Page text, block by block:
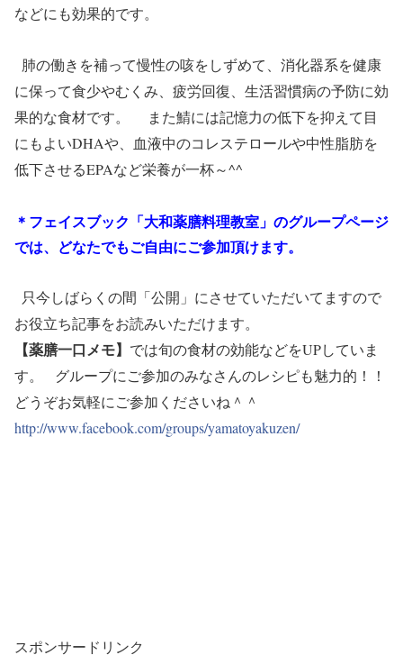
などにも効果的です。
肺の働きを補って慢性の咳をしずめて、消化器系を健康
に保って食少やむくみ、疲労回復、生活習慣病の予防に効
果的な食材です。
また鯖には記憶力の低下を抑えて目
にもよいDHAや、血液中のコレステロールや中性脂肪を
低下させるEPAなど栄養が一杯～^^
＊フェイスブック「大和薬膳料理教室」のグループページ
では、どなたでもご自由にご参加頂けます。
只今しばらくの間「公開」にさせていただいてますので
お役立ち記事をお読みいただけます。
【薬膳一口メモ】 では旬の食材の効能などをUPしていま
す。
グループにご参加のみなさんのレシピも魅力的！！
どうぞお気軽にご参加くださいね＾＾
http://www.facebook.com/groups/yamatoyakuzen/
スポンサードリンク